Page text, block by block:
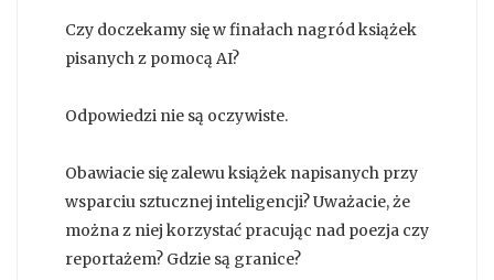
Czy doczekamy się w finałach nagród książek
pisanych z pomocą AI?
Odpowiedzi nie są oczywiste.
Obawiacie się zalewu książek napisanych przy
wsparciu sztucznej inteligencji? Uważacie, że
można z niej korzystać pracując nad poezja czy
reportażem? Gdzie są granice?